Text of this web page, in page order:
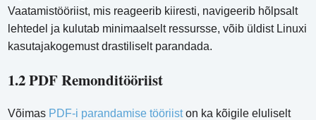
Vaatamistööriist, mis reageerib kiiresti, navigeerib hõlpsalt
lehtedel ja kulutab minimaalselt ressursse, võib üldist Linuxi
kasutajakogemust drastiliselt parandada.
1.2 PDF Remonditööriist
Võimas PDF-i parandamise tööriiston ka kõigile eluliselt